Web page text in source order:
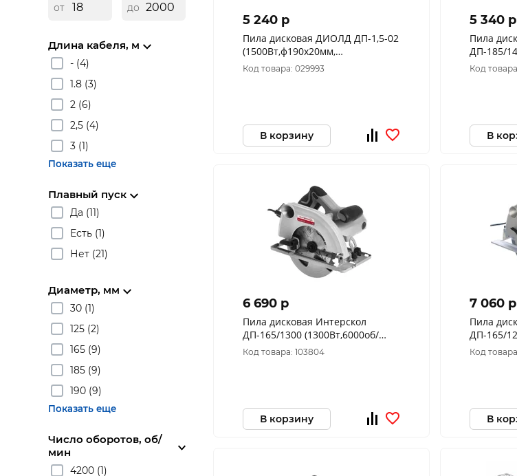
от до
Длина кабеля, м
- (4)
1.8 (3)
2 (6)
2,5 (4)
3 (1)
Показать еще
Плавный пуск
Да (11)
Есть (1)
Нет (21)
Диаметр, мм
30 (1)
125 (2)
165 (9)
185 (9)
190 (9)
Показать еще
Число оборотов, об/
мин
4200 (1)
5 240 p
Пила дисковая ДИОЛД ДП-1,5-02
(1500Вт,ф190х20мм,
мах.64мм.5500 об/мин,тип двиг
щеточный)) 10061105
Код товара: 029993
В корзину
5 340 p
Пила
ДП-185/1400М
мин,
Код
В
6 690 p
Пила дисковая Интерскол
ДП-165/1300 (1300Вт,6000об/
Код товара: 103804
В корзину
7 060 p
Пила
ДП-165/
Код
В